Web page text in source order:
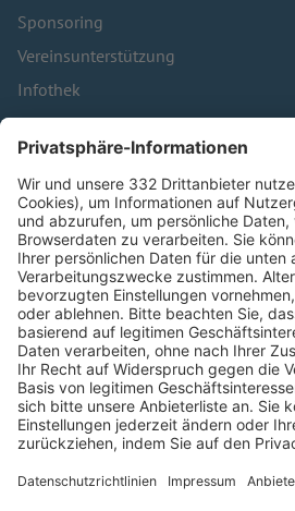
Sponsoring
Vereinsunterstützung
Infothek
Kontakt
HÄUFIG BESUCHTE SEITEN
Pässe und Vereinswechsel
Trainerausbildung
Schulungsangebot Vereinsmitarbeiter
BFV-Geschäftsstellen
Trainerbörse
Login SpielPlus
FOLGE DEM BFV